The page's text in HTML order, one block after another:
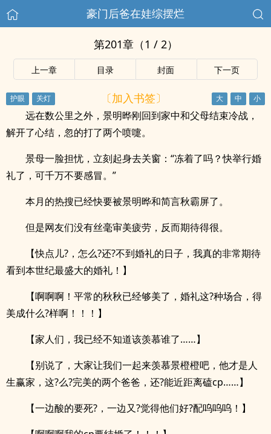
豪门后爸在娃综摆烂
第201章（1 / 2）
上一章 目录 封面 下一页
〔加入书签〕
远在数公里之外，景明晔刚回到家中和父母结束冷战，
解开了心结，忽的打了两个喷嚏。
景母一脸担忧，立刻起身去关窗：“冻着了吗？快举行婚
礼了，可千万不要感冒。”
本月的热搜已经快要被景明晔和简言秋霸屏了。
但是网友们没有丝毫审美疲劳，反而期待得很。
【快点儿?，怎么?还?不到婚礼的日子，我真的非常期待
看到本世纪最盛大的婚礼！】
【啊啊啊！平常的秋秋已经够美了，婚礼这?种场合，得
美成什么?样啊！！！】
【家人们，我已经不知道该羡慕谁了……】
【别说了，大家让我们一起来羡慕景橙橙吧，他才是人
生赢家，这?么?完美的两个爸爸，还?能近距离磕cp……】
【一边酸的要死?，一边又?觉得他们好?配呜呜呜！】